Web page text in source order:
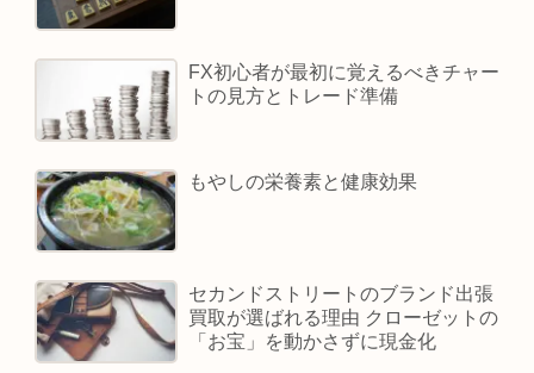
FX初心者が最初に覚えるべきチャー
トの見方とトレード準備
もやしの栄養素と健康効果
セカンドストリートのブランド出張
買取が選ばれる理由 クローゼットの
「お宝」を動かさずに現金化